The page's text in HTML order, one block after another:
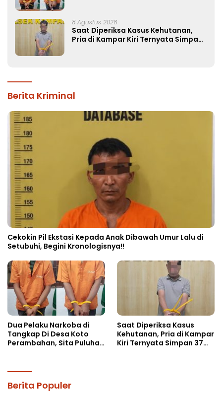
8 Agustus 2026
Saat Diperiksa Kasus Kehutanan,
Pria di Kampar Kiri Ternyata Simpan
Berita Kriminal
Cekokin Pil Ekstasi Kepada Anak Dibawah Umur Lalu di
Setubuhi, Begini Kronologisnya!!
Dua Pelaku Narkoba di
Tangkap Di Desa Koto
Perambahan, Sita Puluhan
Saat Diperiksa Kasus
Kehutanan, Pria di Kampar
Kiri Ternyata Simpan 37
Berita Populer